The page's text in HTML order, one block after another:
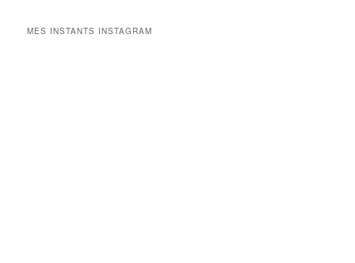
MES INSTANTS INSTAGRAM